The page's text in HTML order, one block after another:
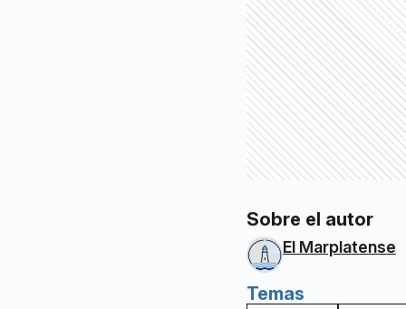
Sobre el autor
El Marplatense
Temas